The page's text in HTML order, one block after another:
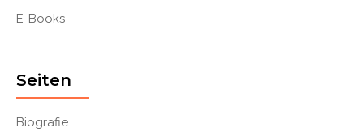
E-Books
Seiten
Biografie